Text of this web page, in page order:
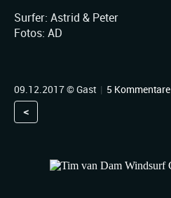
Surfer: Astrid & Peter
Fotos: AD
09.12.2017 © Gast | 5 Kommentare
<